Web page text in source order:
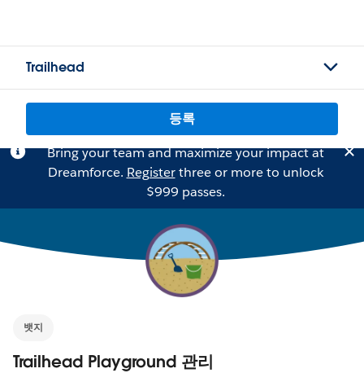
Trailhead
등록
Bring your team and maximize your impact at
Dreamforce. Registerthree or more to unlock
$999 passes.
뱃지
Trailhead Playground 관리